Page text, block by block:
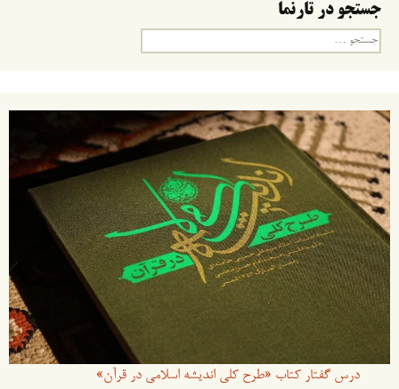
جستجو در تارنما
جستجو
درس گفتار کتاب «طرح کلی اندیشه اسلامی در قرآن»